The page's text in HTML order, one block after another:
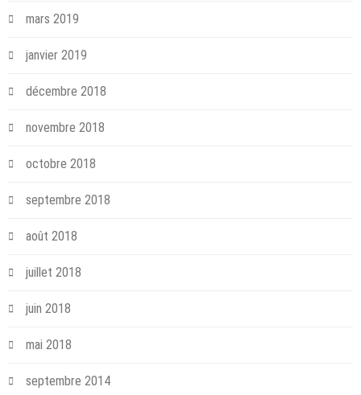
mars 2019
janvier 2019
décembre 2018
novembre 2018
octobre 2018
septembre 2018
août 2018
juillet 2018
juin 2018
mai 2018
septembre 2014